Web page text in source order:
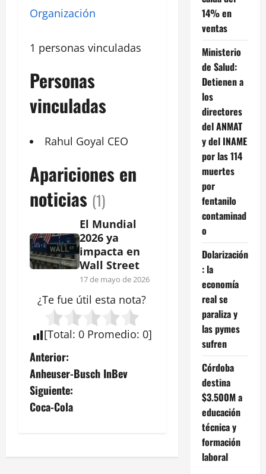
Organización
1 personas vinculadas
Personas
vinculadas
Rahul Goyal CEO
Apariciones en
noticias (1)
El Mundial
2026 ya
impacta en
Wall Street
17 de mayo de 2026
¿Te fue útil esta nota?
[Total: 0 Promedio: 0]
N
a
v
g
Anterior:
Anheuser-Busch InBev
Siguiente:
Coca-Cola
14% en
ventas
Ministerio
de Salud:
Detienen a
los
directores
del ANMAT
y del INAME
por las 114
muertes
por
fentanilo
contaminad
o
Dolarización
: la
economía
real se
paraliza y
las pymes
sufren
Córdoba
destina
$3.500M a
educación
técnica y
formación
laboral